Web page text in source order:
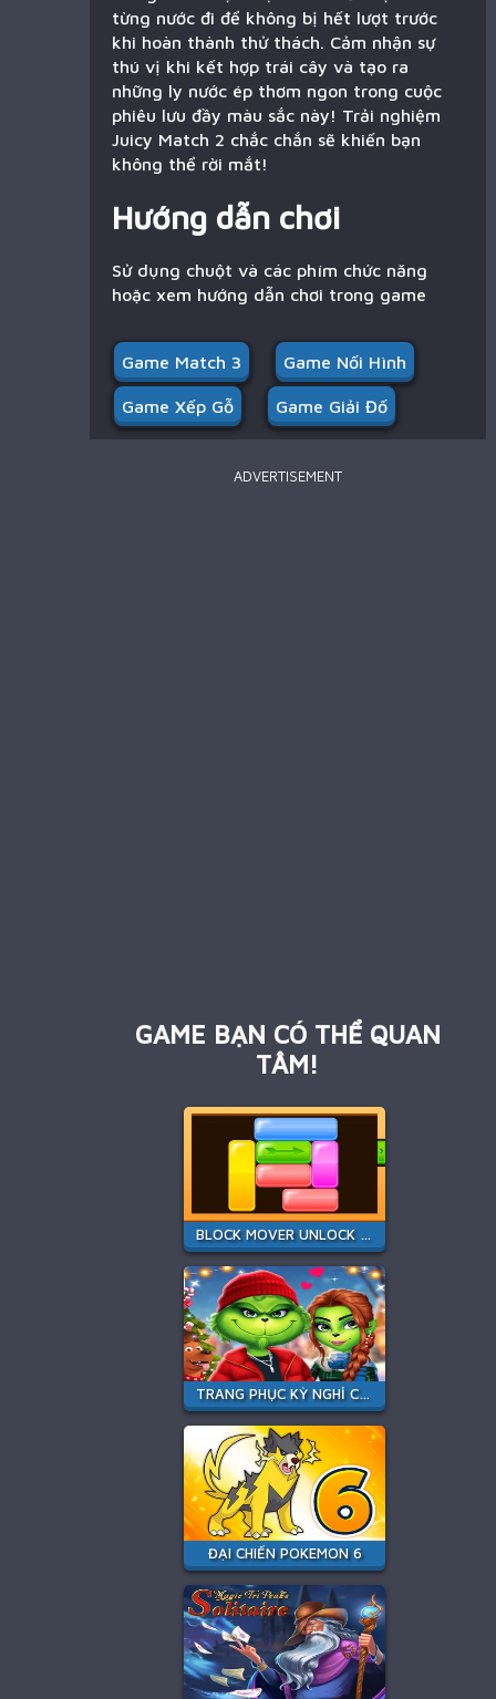
từng nước đi để không bị hết lượt trước
khi hoàn thành thử thách. Cảm nhận sự
thú vị khi kết hợp trái cây và tạo ra
những ly nước ép thơm ngon trong cuộc
phiêu lưu đầy màu sắc này! Trải nghiệm
Juicy Match 2 chắc chắn sẽ khiến bạn
không thể rời mắt!
Hướng dẫn chơi
Sử dụng chuột và các phím chức năng
hoặc xem hướng dẫn chơi trong game
Game Match 3 Game Nối Hình
Game Xếp Gỗ Game Giải Đố
ADVERTISEMENT
GAME BẠN CÓ THỂ QUAN
TÂM!
BLOCK MOVER UNLOCK YOUR BRAIN
TRANG PHỤC KỲ NGHỈ CỦA CẶP ĐÔI PHÁP
ĐẠI CHIẾN POKEMON 6